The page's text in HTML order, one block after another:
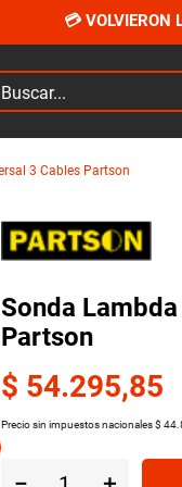
💳 VOLVIERON
3 Cables Partson
Sonda
Partson
$ 54.295,85
Precio sin impuestos nacionales$ 44.